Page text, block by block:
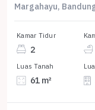
Margahayu,
Kamar Tidur
2
Luas Tanah
61 m²